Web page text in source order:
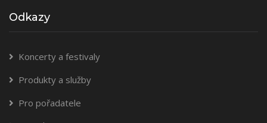
Odkazy
Koncerty a festivaly
Produkty a služby
Pro pořadatele